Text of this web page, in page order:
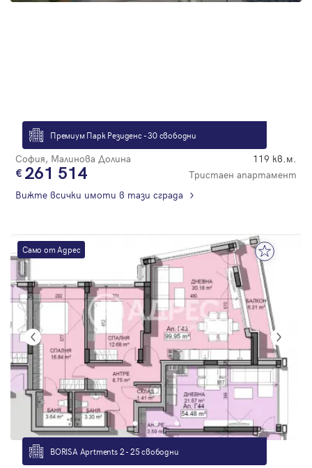
Премиум Парк Резиденс - 30 свободни
София, Малинова Долина 119 кв.м.
261 514
Тристаен апартамент
Вижте всички имоти в тази сграда
Само от Адрес
BORISA Aprtments 2 - 25 свободни